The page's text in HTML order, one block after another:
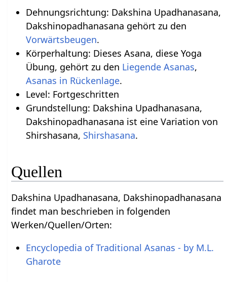
Dehnungsrichtung: Dakshina Upadhanasana,
Dakshinopadhanasana gehört zu den
Vorwärtsbeugen.
Körperhaltung: Dieses Asana, diese Yoga
Übung, gehört zu den Liegende Asanas,
Asanas in Rückenlage.
Level: Fortgeschritten
Grundstellung: Dakshina Upadhanasana,
Dakshinopadhanasana ist eine Variation von
Shirshasana, Shirshasana.
Quellen
Dakshina Upadhanasana, Dakshinopadhanasana
findet man beschrieben in folgenden
Werken/Quellen/Orten:
Encyclopedia of Traditional Asanas - by M.L.
Gharote